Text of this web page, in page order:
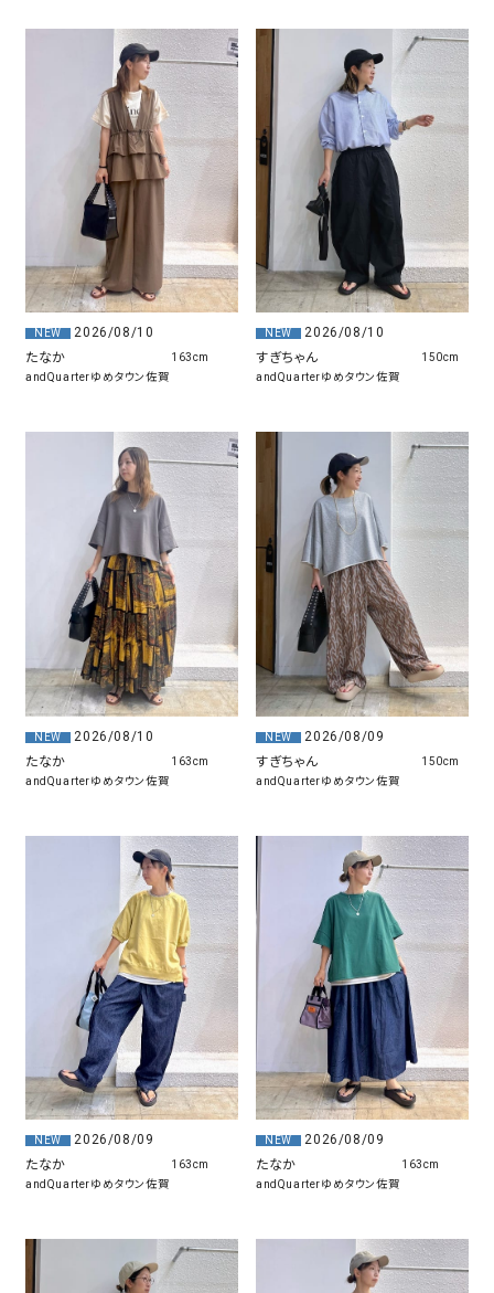
NEW
2026/08/10
たなか
andQuarterゆめタウン佐賀
163cm
NEW
2026/08/10
すぎちゃん
andQuarterゆめタウン佐賀
150cm
NEW
2026/08/10
たなか
andQuarterゆめタウン佐賀
163cm
NEW
2026/08/09
すぎちゃん
andQuarterゆめタウン佐賀
150cm
NEW
2026/08/09
たなか
andQuarterゆめタウン佐賀
163cm
NEW
2026/08/09
たなか
andQuarterゆめタウン佐賀
163cm